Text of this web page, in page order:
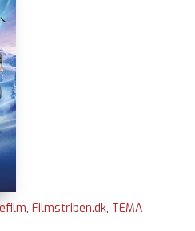
, Filmstriben.dk, TEMA